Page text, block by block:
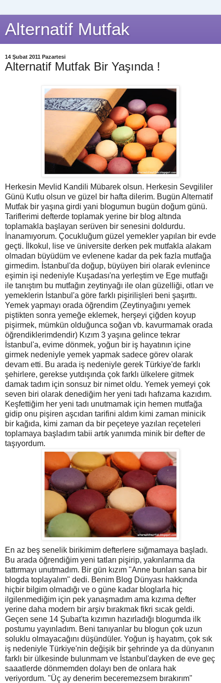
Alternatif Mutfak
14 Şubat 2011 Pazartesi
Alternatif Mutfak Bir Yaşında !
Herkesin Mevlid Kandili Mübarek olsun. Herkesin Sevgililer
Günü Kutlu olsun ve güzel bir hafta dilerim. Bugün Alternatif
Mutfak bir yaşına girdi yani blogumun bugün doğum günü.
Tariflerimi defterde toplamak yerine bir blog altında
toplamakla başlayan serüven bir senesini doldurdu.
İnanamıyorum. Çocukluğum güzel yemekler yapılan bir evde
geçti. İlkokul, lise ve üniversite derken pek mutfakla alakam
olmadan büyüdüm ve evlenene kadar da pek fazla mutfağa
girmedim. İstanbul'da doğup, büyüyen biri olarak evlenince
eşimin işi nedeniyle Kuşadası'na yerleştim ve Ege mutfağı
ile tanıştım bu mutfağın zeytinyağı ile olan güzelliği, otları ve
yemeklerin İstanbul'a göre farklı pişirilişleri beni şaşırttı.
Yemek yapmayı orada öğrendim (Zeytinyağını yemek
piştikten sonra yemeğe eklemek, herşeyi çiğden koyup
pişirmek, mümkün olduğunca soğan vb. kavurmamak orada
öğrendiklerimdendir) Kızım 3 yaşına gelince tekrar
İstanbul'a, evime dönmek, yoğun bir iş hayatının içine
girmek nedeniyle yemek yapmak sadece görev olarak
devam etti. Bu arada iş nedeniyle gerek Türkiye'de farklı
şehirlere, gerekse yutdışında çok farklı ülkelere gitmek
damak tadım için sonsuz bir nimet oldu. Yemek yemeyi çok
seven biri olarak denediğim her yeni tadı hafızama kazıdım.
Keşfettiğim her yeni tadı unutmamak için hemen mutfağa
gidip onu pişiren aşcıdan tarifini aldım kimi zaman minicik
bir kağıda, kimi zaman da bir peçeteye yazılan reçeteleri
toplamaya başladım tabii artık yanımda minik bir defter de
taşıyordum.
En az beş senelik birikimim defterlere sığmamaya başladı.
Bu arada öğrendiğim yeni tatları pişirip, yakınlarıma da
tattırmayı unutmadım. Bir gün kızım "Anne bunları sana bir
blogda toplayalım" dedi. Benim Blog Dünyası hakkında
hiçbir bilgim olmadığı ve o güne kadar bloglarla hiç
ilgilenmediğim için pek yanaşmadım ama kızıma defter
yerine daha modern bir arşiv bırakmak fikri sıcak geldi.
Geçen sene 14 Şubat'ta kızımın hazırladığı blogumda ilk
postumu yayınladım. Beni tanıyanlar bu blogun çok uzun
soluklu olmayacağını düşündüler. Yoğun iş hayatım, çok sık
iş nedeniyle Türkiye'nin değişik bir şehrinde ya da dünyanın
farklı bir ülkesinde bulunmam ve İstanbul'dayken de eve geç
saaatlerde dönmemden dolayı ben de onlara hak
veriyordum. "Üç ay denerim beceremezsem bırakırım"